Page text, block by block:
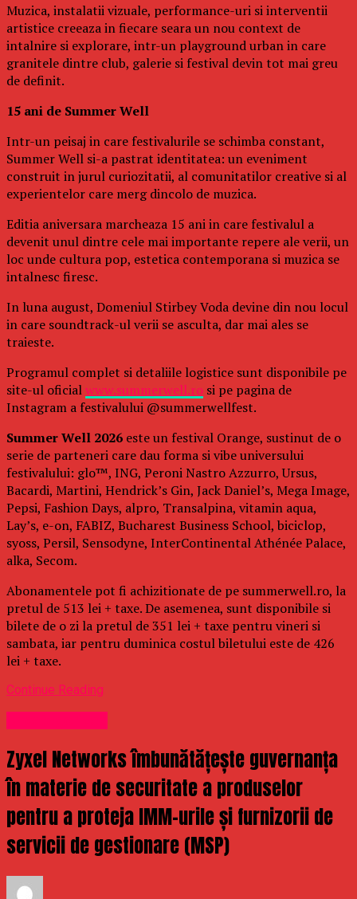
Muzica, instalatii vizuale, performance-uri si interventii
artistice creeaza in fiecare seara un nou context de
intalnire si explorare, intr-un playground urban in care
granitele dintre club, galerie si festival devin tot mai greu
de definit.
15 ani de Summer Well
Intr-un peisaj in care festivalurile se schimba constant,
Summer Well si-a pastrat identitatea: un eveniment
construit in jurul curiozitatii, al comunitatilor creative si al
experientelor care merg dincolo de muzica.
Editia aniversara marcheaza 15 ani in care festivalul a
devenit unul dintre cele mai importante repere ale verii, un
loc unde cultura pop, estetica contemporana si muzica se
intalnesc firesc.
In luna august, Domeniul Stirbey Voda devine din nou locul
in care soundtrack-ul verii se asculta, dar mai ales se
traieste.
Programul complet si detaliile logistice sunt disponibile pe
site-ul oficialwww.summerwell.ro si pe pagina de
Instagram a festivalului @summerwellfest.
Summer Well 2026 este un festival Orange, sustinut de o
serie de parteneri care dau forma si vibe universului
festivalului: glo™, ING, Peroni Nastro Azzurro, Ursus,
Bacardi, Martini, Hendrick’s Gin, Jack Daniel’s, Mega Image,
Pepsi, Fashion Days, alpro, Transalpina, vitamin aqua,
Lay’s, e-on, FABIZ, Bucharest Business School, biciclop,
syoss, Persil, Sensodyne, InterContinental Athénée Palace,
alka, Secom.
Abonamentele pot fi achizitionate de pe summerwell.ro, la
pretul de 513 lei + taxe. De asemenea, sunt disponibile si
bilete de o zi la pretul de 351 lei + taxe pentru vineri si
sambata, iar pentru duminica costul biletului este de 426
lei + taxe.
Continue Reading
Zyxel Networks îmbunătățește guvernanța
în materie de securitate a produselor
pentru a proteja IMM-urile și furnizorii de
servicii de gestionare (MSP)